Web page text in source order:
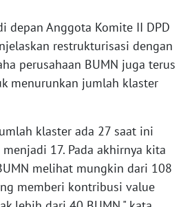
depan Anggota Komite II DPD
restrukturisasi dengan
perusahaan BUMN juga terus
menurunkan jumlah klaster
klaster ada 27 saat ini
17. Pada akhirnya kita
melihat mungkin dari 108
memberi kontribusi value